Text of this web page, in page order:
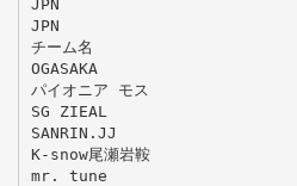
JPN
JPN
チーム名
OGASAKA
パイオニア モス
SG ZIEAL
SANRIN.JJ
K-snow尾瀬岩鞍
mr. tune